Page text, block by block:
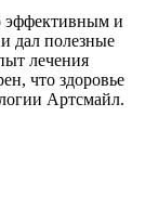
эффективным и
дал полезные
лечения
что здоровье
Артсмайл.